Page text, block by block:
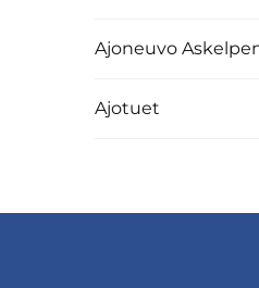
Ajoneuvo
Ajotuet